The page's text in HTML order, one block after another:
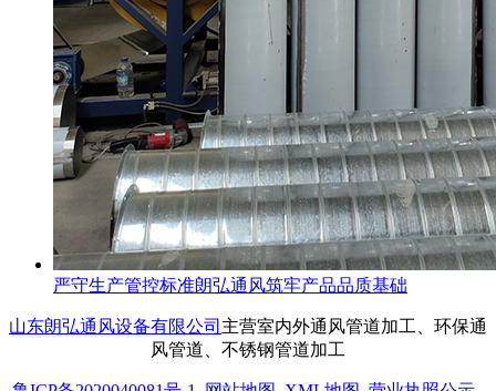
严守生产管控标准朗弘通风筑牢产品品质基础
山东朗弘通风设备有限公司 主营室内外通风管道加工、环保通
风管道、不锈钢管道加工